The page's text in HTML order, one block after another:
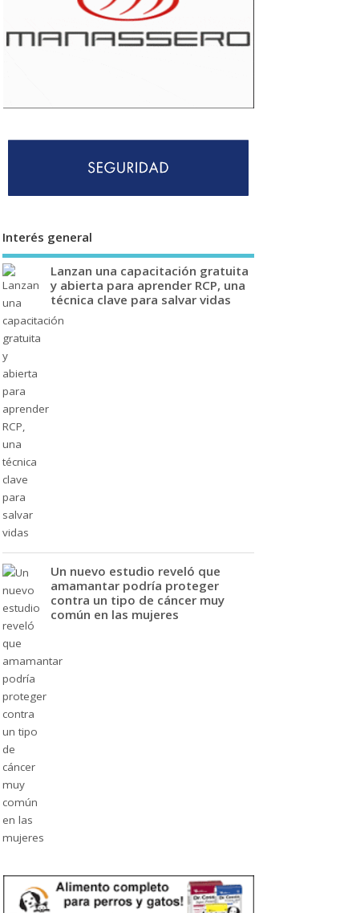
Interés general
Lanzan una capacitación gratuita
y abierta para aprender RCP, una
técnica clave para salvar vidas
Un nuevo estudio reveló que
amamantar podría proteger
contra un tipo de cáncer muy
común en las mujeres